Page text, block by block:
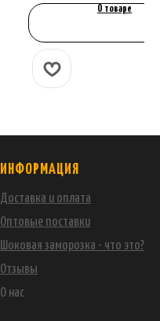
О товаре
ИНФОРМАЦИЯ
Доставка и оплата
Оптовые поставки
Шоковая заморозка - что это?
Отзывы
О нас